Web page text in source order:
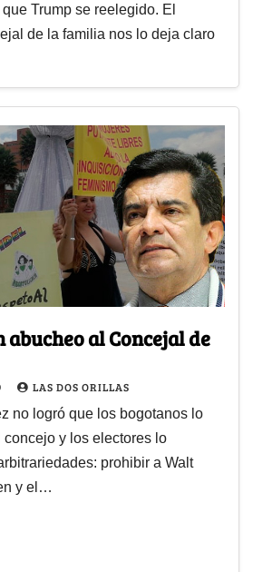
Trump se reelegido. El
de la familia nos lo deja claro
abucheo al Concejal de
LAS DOS ORILLAS
no logró que los bogotanos lo
y los electores lo
prohibir a Walt
y el…